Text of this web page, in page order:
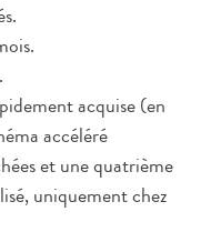
acquise (en
accéléré
et une quatrième
uniquement chez